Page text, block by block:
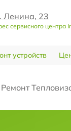
Ленина, 23
сервисного центра
устройств
Ремонт